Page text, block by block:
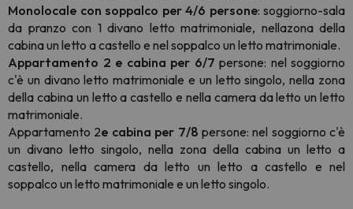
Monolocale con soppalco per 4/6 persone: soggiorno-sala
da pranzo con 1 divano letto matrimoniale, nellazona della
cabina un letto a castello e nel soppalco un letto matrimoniale.
Appartamento 2 e cabina per 6/7 persone: nel soggiorno
c'è un divano letto matrimoniale e un letto singolo, nella zona
della cabina un letto a castello e nella camera da letto un letto
matrimoniale.
Appartamento 2e cabina per 7/8 persone: nel soggiorno c'è
un divano letto singolo, nella zona della cabina un letto a
castello, nella camera da letto un letto a castello e nel
soppalco un letto matrimoniale e un letto singolo.